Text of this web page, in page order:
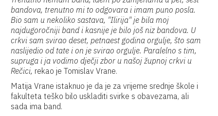
bandova, trenutno mi to odgovara i imam puno posla.
Bio sam u nekoliko sastava, "Ilirija" je bila moj
najdugoročniji band i kasnije je bilo još niz bandova. U
crkvi sam svirao deset, petnaest godina orgulje, što sam
naslijedio od tate i on je svirao orgulje. Paralelno s tim,
supruga i ja vodimo dječji zbor u našoj župnoj crkvi u
Rečici, rekao je Tomislav Vrane.
Matija Vrane istaknuo je da je za vrijeme srednje škole i
fakulteta teško bilo uskladiti svirke s obavezama, ali
sada ima band.